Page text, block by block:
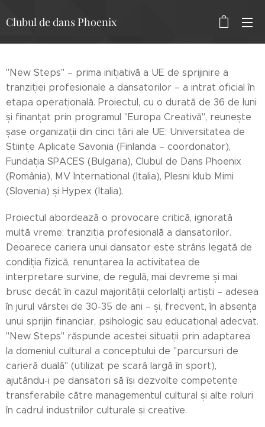
Clubul de dans Phoenix
"New Steps" – prima inițiativă a UE de sprijinire a
tranziției profesionale a dansatorilor – a intrat oficial în
etapa operațională. Proiectul, cu o durată de 36 de luni
și finanțat prin programul "Europa Creativă", reunește
șase organizații din cinci țări ale UE: Universitatea de
Științe Aplicate Savonia (Finlanda – coordonator),
Fundația SPACES (Bulgaria), Clubul de Dans Phoenix
(România), MV International (Italia), Plesni klub Mimi
(Slovenia) și Hypex (Italia).
Proiectul abordează o provocare critică, ignorată
multă vreme: tranziția profesională a dansatorilor.
Deoarece cariera unui dansator este strâns legată de
condiția fizică, renunțarea la activitatea de
interpretare survine, de regulă, mai devreme și mai
brusc decât în ​​cazul majorității celorlalți artiști – adesea
în jurul vârstei de 30-35 de ani – și, frecvent, în absența
unui sprijin financiar, psihologic sau educațional adecvat.
"New Steps" răspunde acestei situații prin adaptarea
la domeniul cultural a conceptului de "parcursuri de
carieră duală" (utilizat pe scară largă în sport),
ajutându-i pe dansatori să își dezvolte competențe
transferabile către managementul cultural și alte roluri
în cadrul industriilor culturale și creative.